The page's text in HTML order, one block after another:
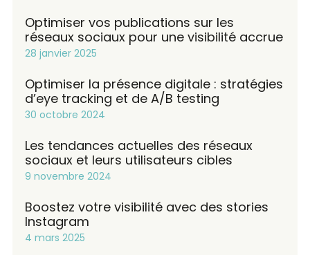
Optimiser vos publications sur les
réseaux sociaux pour une visibilité accrue
28 janvier 2025
Optimiser la présence digitale : stratégies
d’eye tracking et de A/B testing
30 octobre 2024
Les tendances actuelles des réseaux
sociaux et leurs utilisateurs cibles
9 novembre 2024
Boostez votre visibilité avec des stories
Instagram
4 mars 2025